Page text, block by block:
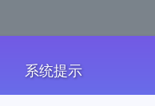
系统提示